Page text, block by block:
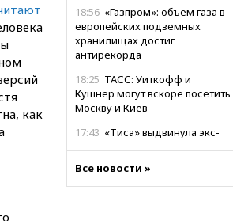
18:56 «Газпром»: объем газа в
европейских подземных
хранилищах достиг
антирекорда
18:25 ТАСС: Уиткофф и
Кушнер могут вскоре посетить
Москву и Киев
17:43 «Тиса» выдвинула экс-
Венгрии
Все новости »
как